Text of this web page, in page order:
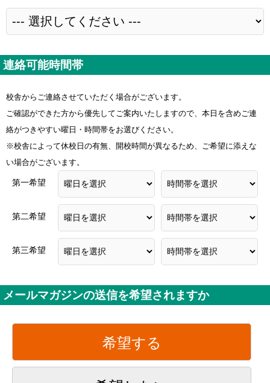
連絡可能時間帯
校舎からご連絡させていただく場合がございます。
ご確認ができた方から優先してご案内いたしますので、本日を含めご連
絡がつきやすい曜日・時間帯をお選びください。
※校舎によって休校日の有無、開校時間が異なるため、ご希望に添えな
い場合がございます。
第一希望
第二希望
第三希望
メールマガジンの送信を希望されますか
希望する